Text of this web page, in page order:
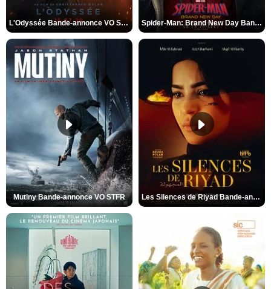
L'Odyssée Bande-annonce VO STFR Spider-Man: Brand New Day Bande-annonce VO STFR
Mutiny Bande-annonce VO STFR Les Silences de Riyad Bande-annonce VO STFR